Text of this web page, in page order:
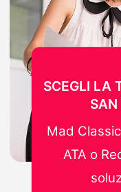
SCEGLI LA
SAN
Mad
ATA o